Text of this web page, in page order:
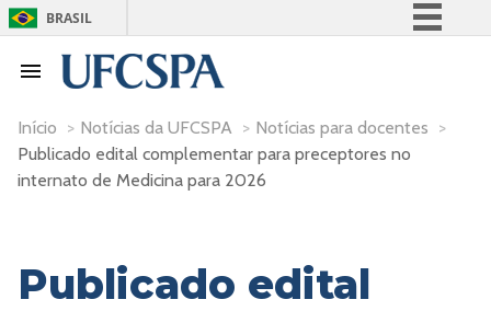
BRASIL
Participe
Acesso à informação
Início > Notícias da UFCSPA > Notícias para docentes >
Publicado edital complementar para preceptores no
internato de Medicina para 2026
Publicado edital